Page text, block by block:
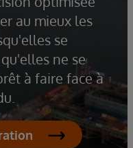
au mieux les
se
ne se
à faire face à